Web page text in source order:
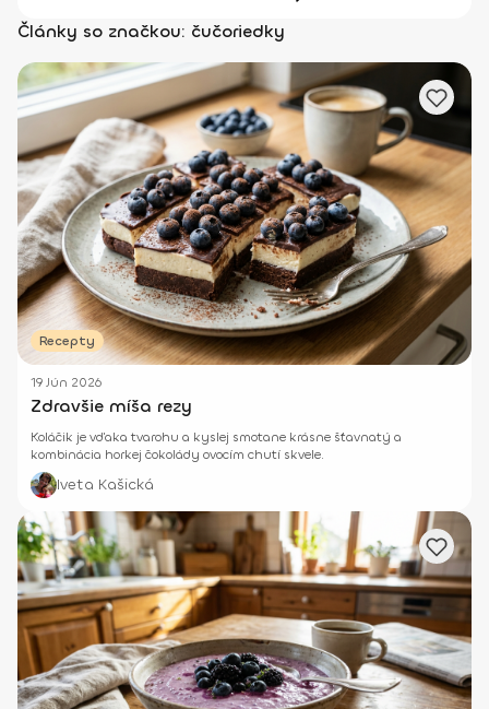
Články so značkou: čučoriedky
Recepty
19 Jún 2026
Zdravšie míša rezy
Koláčik je vďaka tvarohu a kyslej smotane krásne šťavnatý a
kombinácia horkej čokolády ovocím chutí skvele.
Iveta Kašická